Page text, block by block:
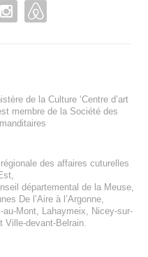
de la Culture ‘Centre d’art
membre de la Société des
des affaires cuturelles
,
départemental de la Meuse,
De l’Aire à l’Argonne,
au-Mont, Lahaymeix, Nicey-sur-
Ville-devant-Belrain.